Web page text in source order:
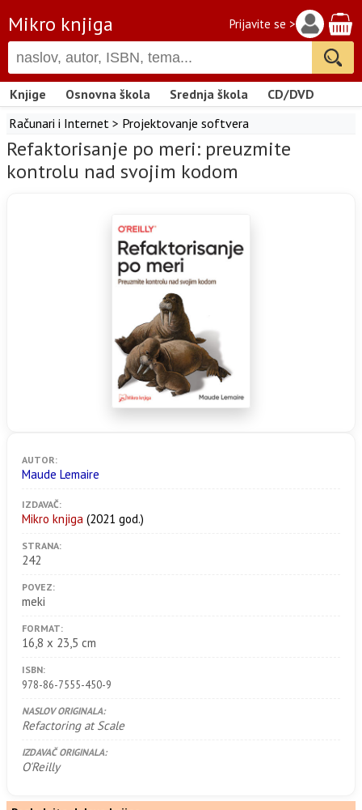
Mikro knjiga Prijavite se >
Knjige Osnovna škola Srednja škola
CD/DVD
Računari i Internet > Projektovanje softvera
Refaktorisanje po meri: preuzmite
kontrolu nad svojim kodom
AUTOR:
Maude Lemaire
IZDAVAČ:
Mikro knjiga (2021 god.)
STRANA:
242
POVEZ:
meki
FORMAT:
16,8 x 23,5 cm
ISBN:
978-86-7555-450-9
NASLOV ORIGINALA:
Refactoring at Scale
IZDAVAČ ORIGINALA:
O'Reilly